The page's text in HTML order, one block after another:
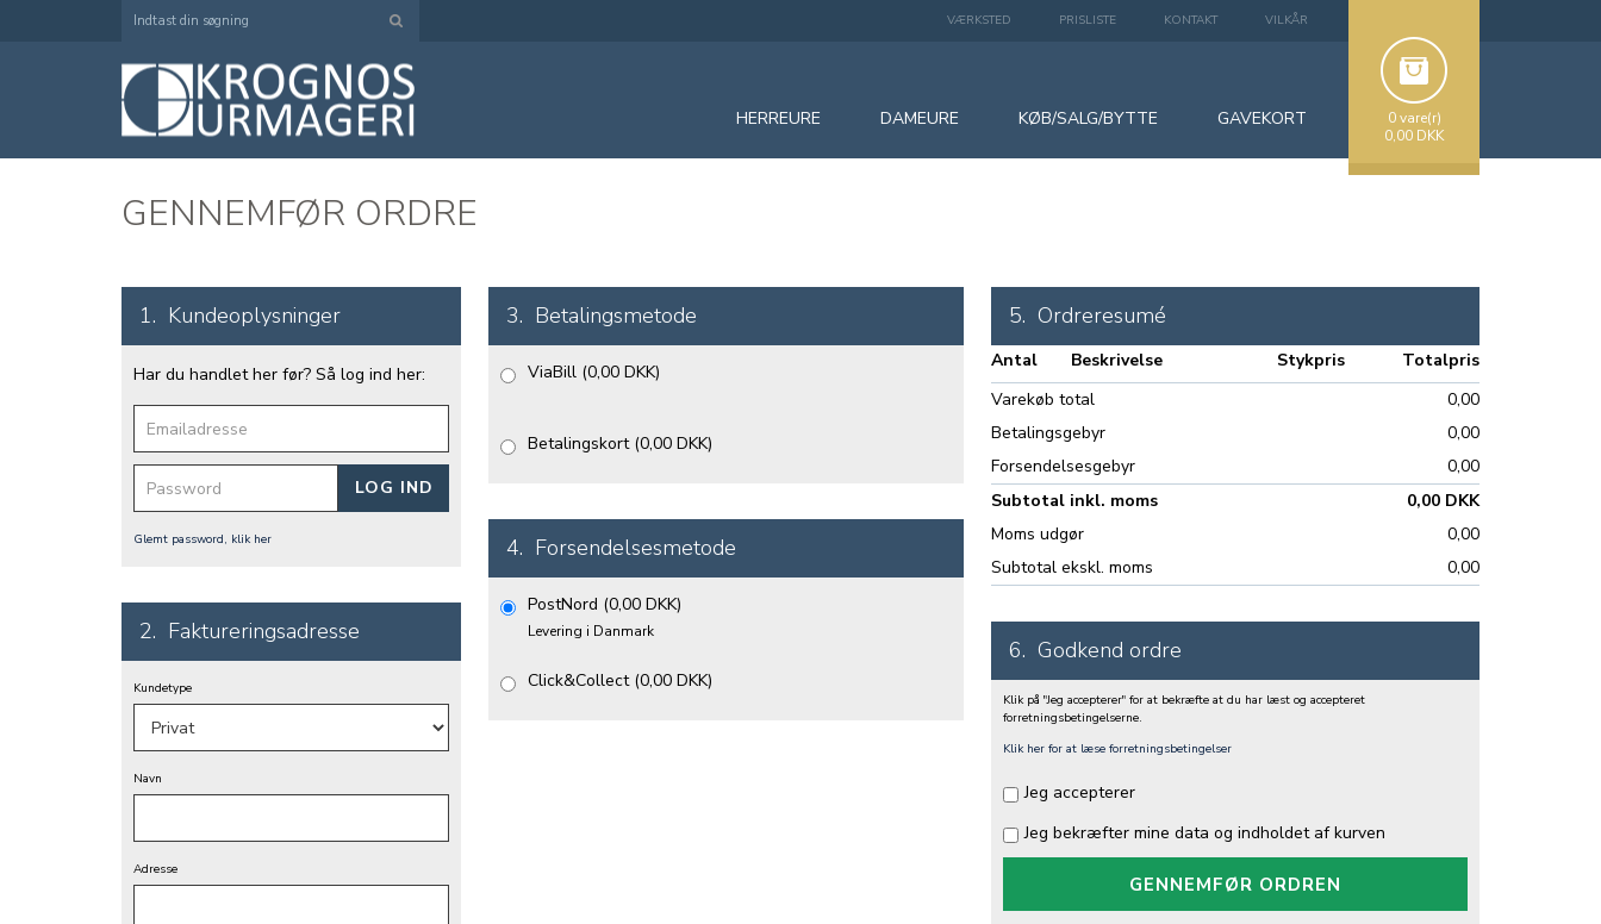
VÆRKSTED PRISLISTE KONTAKT VILKÅR
0 vare(r)
0,00 DKK
HERREURE DAMEURE KØB/SALG/BYTTE GAVEKORT
GENNEMFØR ORDRE
1. Kundeoplysninger
Har du handlet her før? Så log ind her:
Glemt password, klik her
2. Faktureringsadresse
Kundetype
Navn
Adresse
3. Betalingsmetode
ViaBill (0,00 DKK)
Betalingskort (0,00 DKK)
4. Forsendelsesmetode
PostNord (0,00 DKK)
Levering i Danmark
Click&Collect(0,00 DKK)
5. Ordreresumé
Antal Beskrivelse Stykpris
Totalpris
Varekøb total
0,00
Betalingsgebyr
0,00
Forsendelsesgebyr
0,00
Subtotal inkl. moms
0,00 DKK
Moms udgør
0,00
Subtotal ekskl. moms
0,00
6. Godkend ordre
Klik på "Jeg accepterer" for at bekræfte at du har læst og accepteret
forretningsbetingelserne.
Klik her for at læse forretningsbetingelser
Jeg accepterer
Jeg bekræfter mine data og indholdet af kurven